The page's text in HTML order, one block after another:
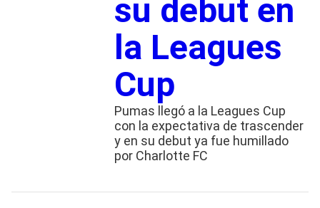
su debut en
la Leagues
Cup
Pumas llegó a la Leagues Cup
con la expectativa de trascender
y en su debut ya fue humillado
por Charlotte FC